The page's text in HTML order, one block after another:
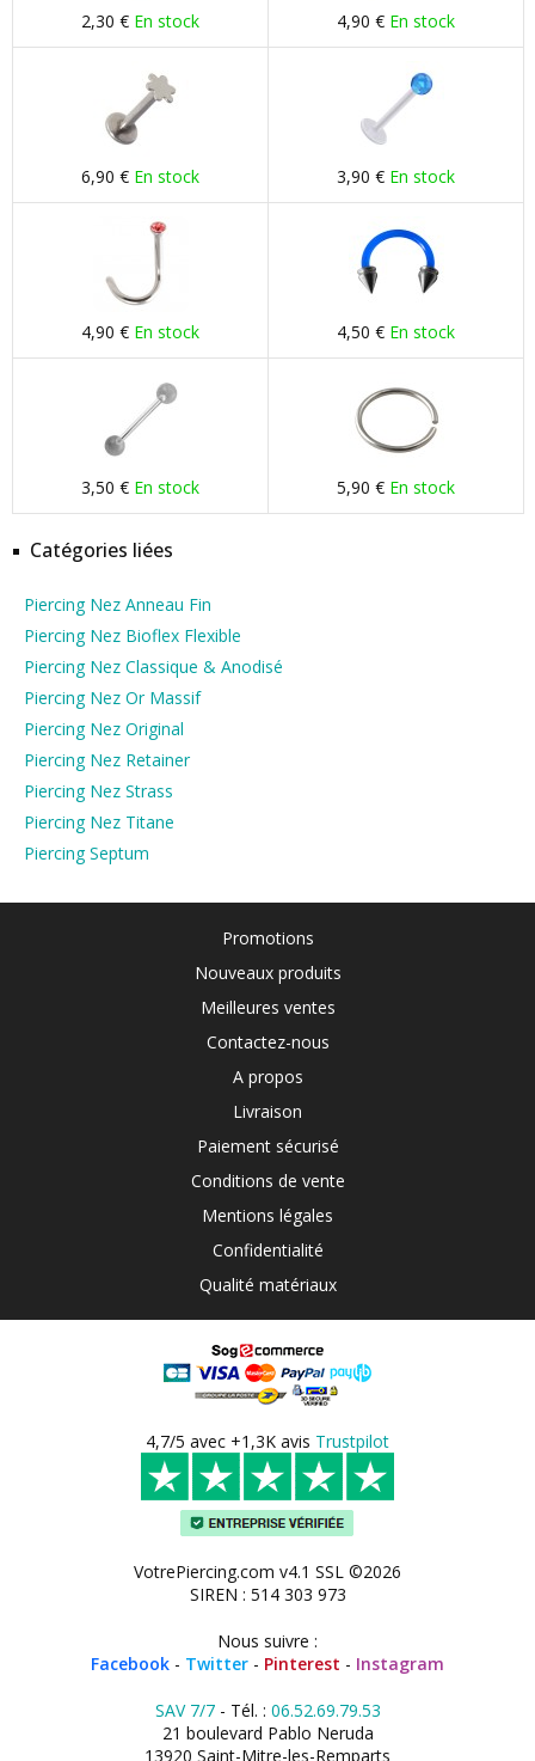
2,30 € En stock 4,90 € En stock
6,90 € En stock 3,90 € En stock
4,90 € En stock 4,50 € En stock
3,50 € En stock 5,90 € En stock
Catégories liées
Piercing Nez Anneau Fin
Piercing Nez Bioflex Flexible
Piercing Nez Classique & Anodisé
Piercing Nez Or Massif
Piercing Nez Original
Piercing Nez Retainer
Piercing Nez Strass
Piercing Nez Titane
Piercing Septum
Promotions
Nouveaux produits
Meilleures ventes
Contactez-nous
A propos
Livraison
Paiement sécurisé
Conditions de vente
Mentions légales
Confidentialité
Qualité matériaux
4,7/5 avec +1,3K avis Trustpilot
VotrePiercing.com v4.1 SSL ©2026
SIREN : 514 303 973
Nous suivre :
Facebook - Twitter - Pinterest - Instagram
SAV 7/7- Tél. : 06.52.69.79.53
21 boulevard Pablo Neruda
13920 Saint-Mitre-les-Remparts